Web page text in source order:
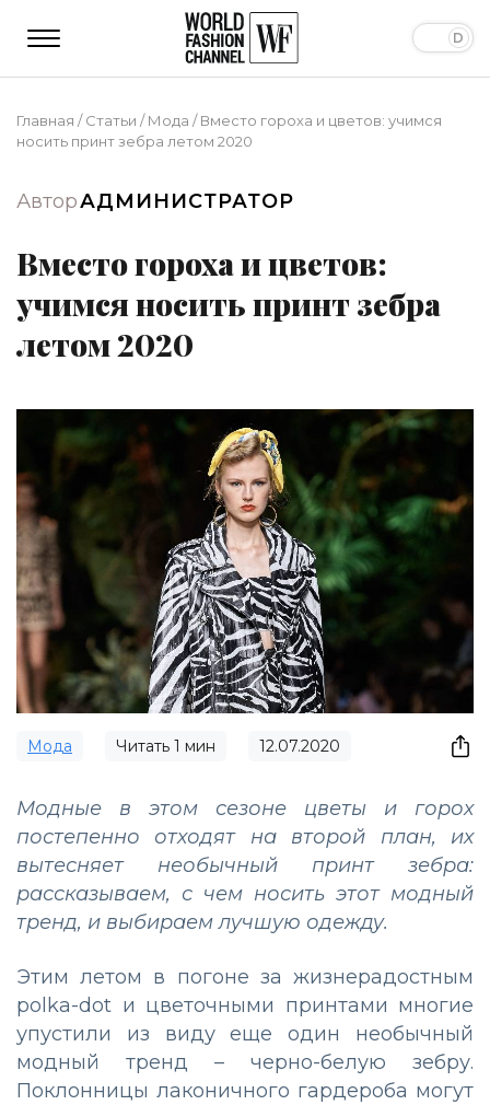
Главная /Статьи /Мода /Вместо гороха и цветов: учимся
носить принт зебра летом 2020
АвторАДМИНИСТРАТОР
Вместо гороха и цветов:
учимся носить принт зебра
летом 2020
Мода Читать 1 мин 12.07.2020
Модные в этом сезоне цветы и горох
постепенно отходят на второй план, их
вытесняет необычный принт зебра:
рассказываем, с чем носить этот модный
тренд, и выбираем лучшую одежду.
Этим летом в погоне за жизнерадостным
polka-dot и цветочными принтами многие
упустили из виду еще один необычный
модный тренд – черно-белую зебру.
Поклонницы лаконичного гардероба могут